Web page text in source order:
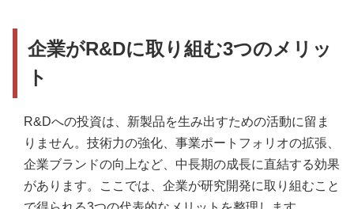
企業がR&Dに取り組む3つのメリッ
ト
R&Dへの投資は、新製品を生み出すための活動に留ま
りません。技術力の強化、事業ポートフォリオの拡張、
企業ブランドの向上など、中長期の成長に直結する効果
があります。ここでは、企業が研究開発に取り組むこと